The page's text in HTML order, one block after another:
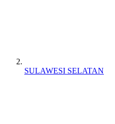
SULAWESI SELATAN